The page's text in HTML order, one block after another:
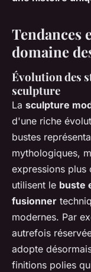
Tendances
domaine
Évolution des
sculpture
La sculpture
d'une riche
bustes
mythologiques,
expressions plus
utilisent le buste
fusionner
modernes. Par
autrefois
adopte
finitions polies